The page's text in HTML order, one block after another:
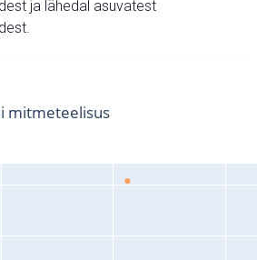
ja lähedal asuvatest
mitmeteelisus